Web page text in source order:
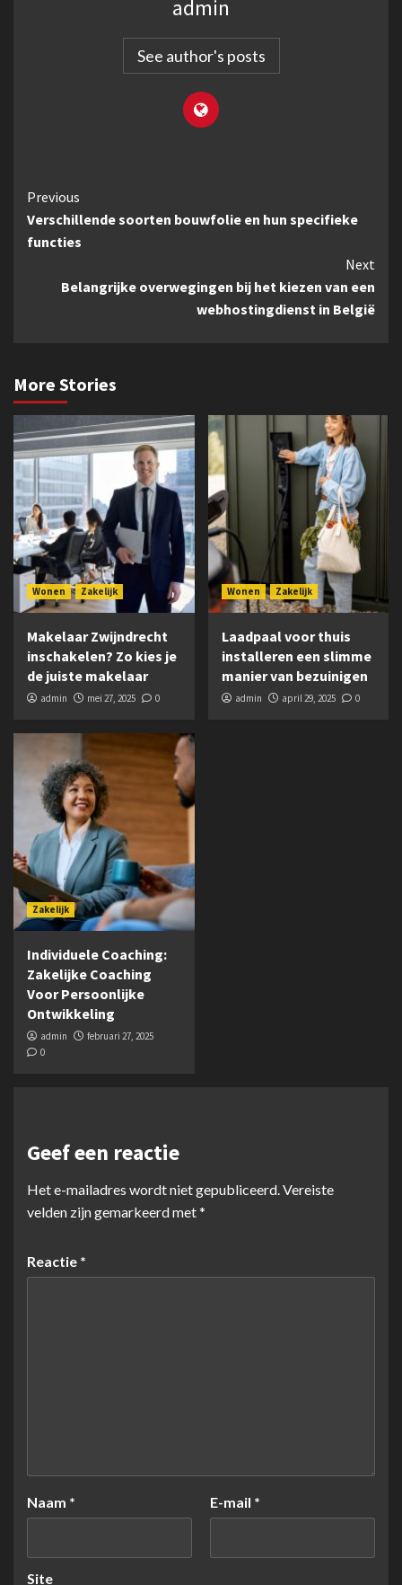
admin
See author's posts
Continue
Reading
Previous
Verschillende soorten bouwfolie en hun specifieke
functies
Next
Belangrijke overwegingen bij het kiezen van een
webhostingdienst in België
More Stories
Wonen Zakelijk
Makelaar Zwijndrecht
inschakelen? Zo kies je
de juiste makelaar
admin mei 27, 2025 0
Wonen Zakelijk
Laadpaal voor thuis
installeren een slimme
manier van bezuinigen
admin april 29, 2025 0
Zakelijk
Individuele Coaching:
Zakelijke Coaching
Voor Persoonlijke
Ontwikkeling
admin
februari 27, 2025
0
Geef een reactie
Het e-mailadres wordt niet gepubliceerd. Vereiste
velden zijn gemarkeerd met*
Reactie *
Naam * E-mail *
Site